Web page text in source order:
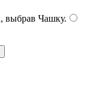
выбрав Чашку.